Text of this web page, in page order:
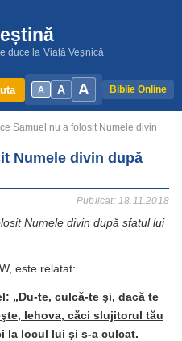
duce la Viață Veșnică
A A A Biblie Online
Samuel nu a folosit Numele divin
Numele divin după
Publicat: 18.11.2018
Numele divin după sfatul lui
este relatat:
„Du-te, culcă-te şi, dacă te
Iehova, căci slujitorul tău
la locul lui şi s-a culcat.